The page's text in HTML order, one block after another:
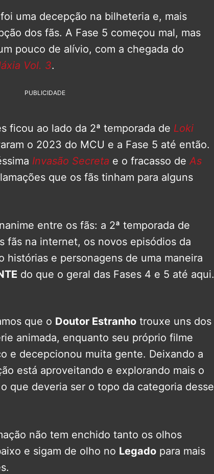
uma decepção na bilheteria e, mais
dos fãs. A Fase 5 começou mal, mas
pouco de alívio, com a chegada do
Vol. 3.
PUBLICIDADE
ficou ao lado da 2ª temporada de Loki
o 2023 do MCU e a Fase 5 até então.
Invasão Secreta e o fracasso de As
que os fãs tinham para alguns
entre os fãs: a 2ª temporada de
fãs na internet, os novos episódios da
histórias e personagens de uma maneira
do que o geral das Fases 4 e 5 até aqui.
que o Doutor Estranho trouxe uns dos
animada, enquanto seu próprio filme
e decepcionou muita gente. Deixando a
está aproveitando e explorando mais o
que deveria ser o topo da categoria desse
não tem enchido tanto os olhos
e sigam de olho no Legado para mais